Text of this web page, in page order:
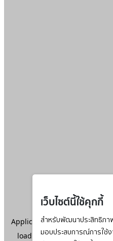
เว็บไซต์นี้ใช้คุกกี้
สำหรับพัฒนาประสิทธิภา
มอบประสบการณ์การใช้
Application error: aclient-
loadingwww.ktc.co.th(see